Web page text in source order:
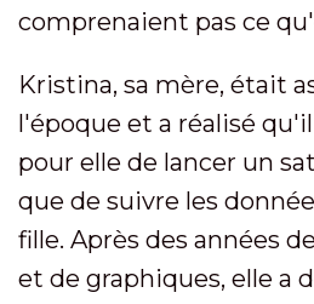
comprenaient pas ce
Kristina, sa mère, était
l'époque et a réalisé
pour elle de lancer un
que de suivre les
fille. Après des années
et de graphiques, elle a